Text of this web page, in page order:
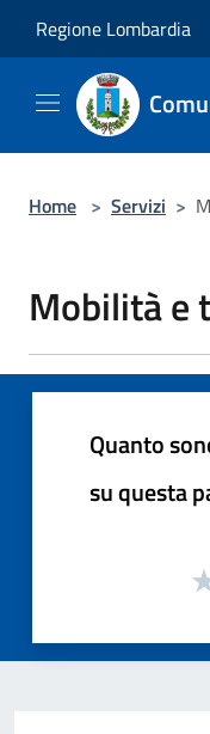
Regione Lombardia
Home > Servizi >
Mobilità e
Quanto
su questa